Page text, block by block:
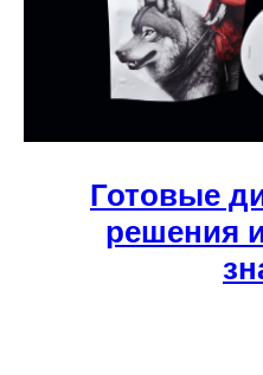
Готовые
решения